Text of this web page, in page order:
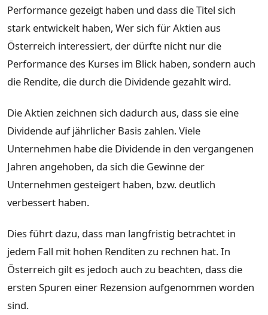
Performance gezeigt haben und dass die Titel sich
stark entwickelt haben, Wer sich für Aktien aus
Österreich interessiert, der dürfte nicht nur die
Performance des Kurses im Blick haben, sondern auch
die Rendite, die durch die Dividende gezahlt wird.
Die Aktien zeichnen sich dadurch aus, dass sie eine
Dividende auf jährlicher Basis zahlen. Viele
Unternehmen habe die Dividende in den vergangenen
Jahren angehoben, da sich die Gewinne der
Unternehmen gesteigert haben, bzw. deutlich
verbessert haben.
Dies führt dazu, dass man langfristig betrachtet in
jedem Fall mit hohen Renditen zu rechnen hat. In
Österreich gilt es jedoch auch zu beachten, dass die
ersten Spuren einer Rezension aufgenommen worden
sind.